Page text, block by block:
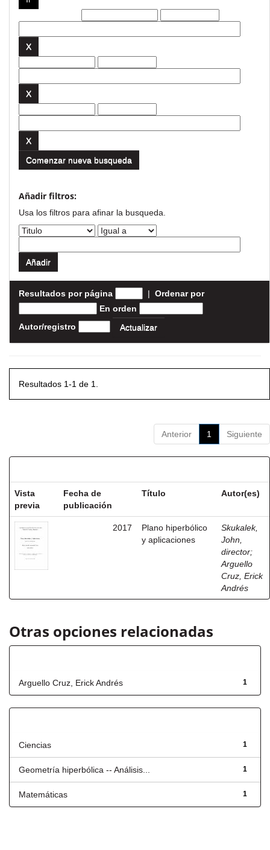
Comenzar nueva busqueda
Añadir filtros:
Usa los filtros para afinar la busqueda.
Resultados por página | Ordenar por
En orden
Autor/registro
Resultados 1-1 de 1.
Anterior 1 Siguiente
Vista
previa
Fecha de
publicación
Título Autor(es)
2017
Plano hiperbólico
y aplicaciones
Skukalek,
John,
director;
Arguello
Cruz, Erick
Andrés
Otras opciones relacionadas
1
Arguello Cruz, Erick Andrés
1
Ciencias
1
Geometría hiperbólica -- Análisis...
1
Matemáticas